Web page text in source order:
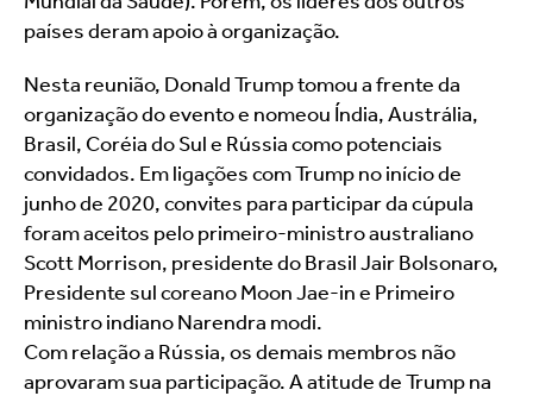
países deram apoio à organização.
Nesta reunião, Donald Trump tomou a frente da
organização do evento e nomeou Índia, Austrália,
Brasil, Coréia do Sul e Rússia como potenciais
convidados. Em ligações com Trump no início de
junho de 2020, convites para participar da cúpula
foram aceitos pelo primeiro-ministro australiano
Scott Morrison, presidente do Brasil Jair Bolsonaro,
Presidente sul coreano Moon Jae-in e Primeiro
ministro indiano Narendra modi.
Com relação a Rússia, os demais membros não
aprovaram sua participação. A atitude de Trump na